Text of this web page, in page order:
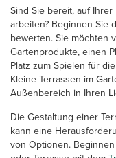
Sind Sie bereit, auf
arbeiten? Beginnen Sie
bewerten. Sie möchten
Gartenprodukte, einen
Platz zum Spielen für
Kleine Terrassen im
Außenbereich in Ihren
Die Gestaltung einer
kann eine
von Optionen.